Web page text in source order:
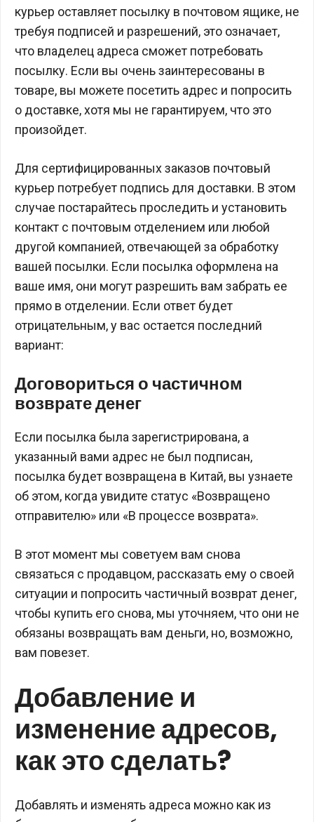
курьер оставляет посылку в почтовом ящике, не
требуя подписей и разрешений, это означает,
что владелец адреса сможет потребовать
посылку. Если вы очень заинтересованы в
товаре, вы можете посетить адрес и попросить
о доставке, хотя мы не гарантируем, что это
произойдет.
Для сертифицированных заказов почтовый
курьер потребует подпись для доставки. В этом
случае постарайтесь проследить и установить
контакт с почтовым отделением или любой
другой компанией, отвечающей за обработку
вашей посылки. Если посылка оформлена на
ваше имя, они могут разрешить вам забрать ее
прямо в отделении. Если ответ будет
отрицательным, у вас остается последний
вариант:
Договориться о частичном
возврате денег
Если посылка была зарегистрирована, а
указанный вами адрес не был подписан,
посылка будет возвращена в Китай, вы узнаете
об этом, когда увидите статус «Возвращено
отправителю» или «В процессе возврата».
В этот момент мы советуем вам снова
связаться с продавцом, рассказать ему о своей
ситуации и попросить частичный возврат денег,
чтобы купить его снова, мы уточняем, что они не
обязаны возвращать вам деньги, но, возможно,
вам повезет.
Добавление и
изменение адресов,
как это сделать?
Добавлять и изменять адреса можно как из